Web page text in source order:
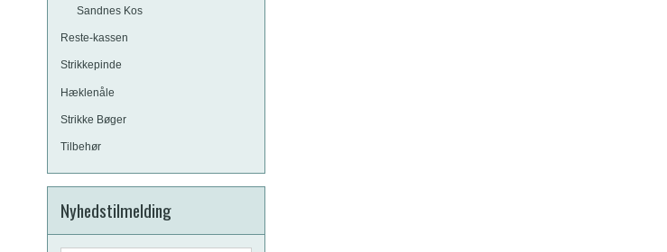
Sandnes Kos
Reste-kassen
Strikkepinde
Hæklenåle
Strikke Bøger
Tilbehør
Nyhedstilmelding